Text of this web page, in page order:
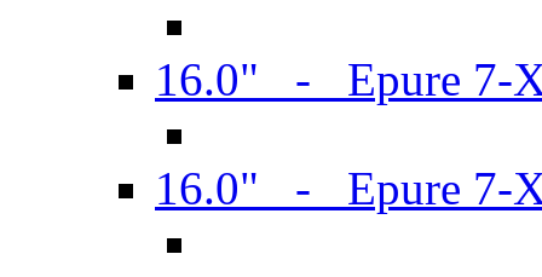
16.0" - Epure 7-
16.0" - Epure 7-